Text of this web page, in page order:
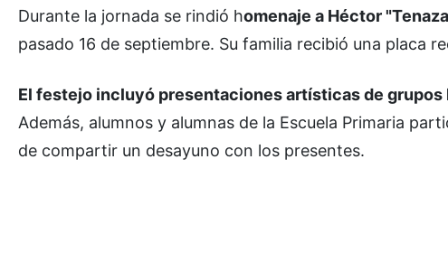
Durante la jornada se rindió homenaje a Héctor
pasado 16 de septiembre. Su familia recibió una placa
El festejo incluyó presentaciones artísticas de
Además, alumnos y alumnas de la Escuela Primaria
de compartir un desayuno con los presentes.